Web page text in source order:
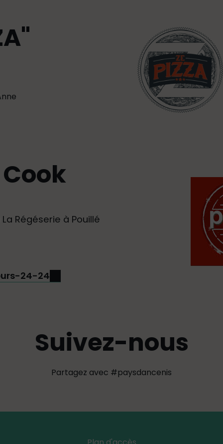
Régéserie à Pouillé
24-24
Suivez-nous
Partagez avec #paysdancenis